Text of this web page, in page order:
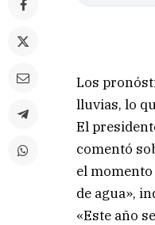
Los
lluvias, lo
El
comentó
el
de agua»,
«Este año